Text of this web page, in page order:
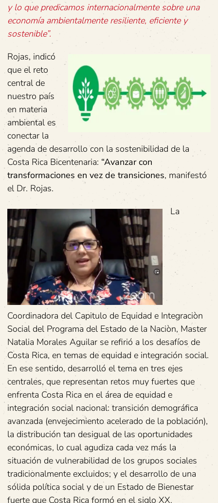
y lo que predicamos internacionalmente sobre una
economía ambientalmente resiliente, eficiente y
sostenible”.
Rojas, indicó
que el reto
central de
nuestro país
en materia
ambiental es
conectar la
agenda de desarrollo con la sostenibilidad de la
Costa Rica Bicentenaria: “Avanzar con
transformaciones en vez de transiciones, manifestó
el Dr. Rojas.
La
Coordinadora del Capitulo de Equidad e Integraciòn
Social del Programa del Estado de la Naciòn, Master
Natalia Morales Aguilar se refirió a los desafíos de
Costa Rica, en temas de equidad e integración social.
En ese sentido, desarrolló el tema en tres ejes
centrales, que representan retos muy fuertes que
enfrenta Costa Rica en el área de equidad e
integración social nacional: transición demográfica
avanzada (envejecimiento acelerado de la población),
la distribución tan desigual de las oportunidades
económicas, lo cual agudiza cada vez más la
situación de vulnerabilidad de los grupos sociales
tradicionalmente excluidos; y el desarrollo de una
sólida política social y de un Estado de Bienestar
fuerte que Costa Rica formó en el siglo XX.